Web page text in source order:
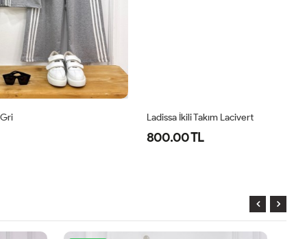
Ladissa İkili Takım Lacivert